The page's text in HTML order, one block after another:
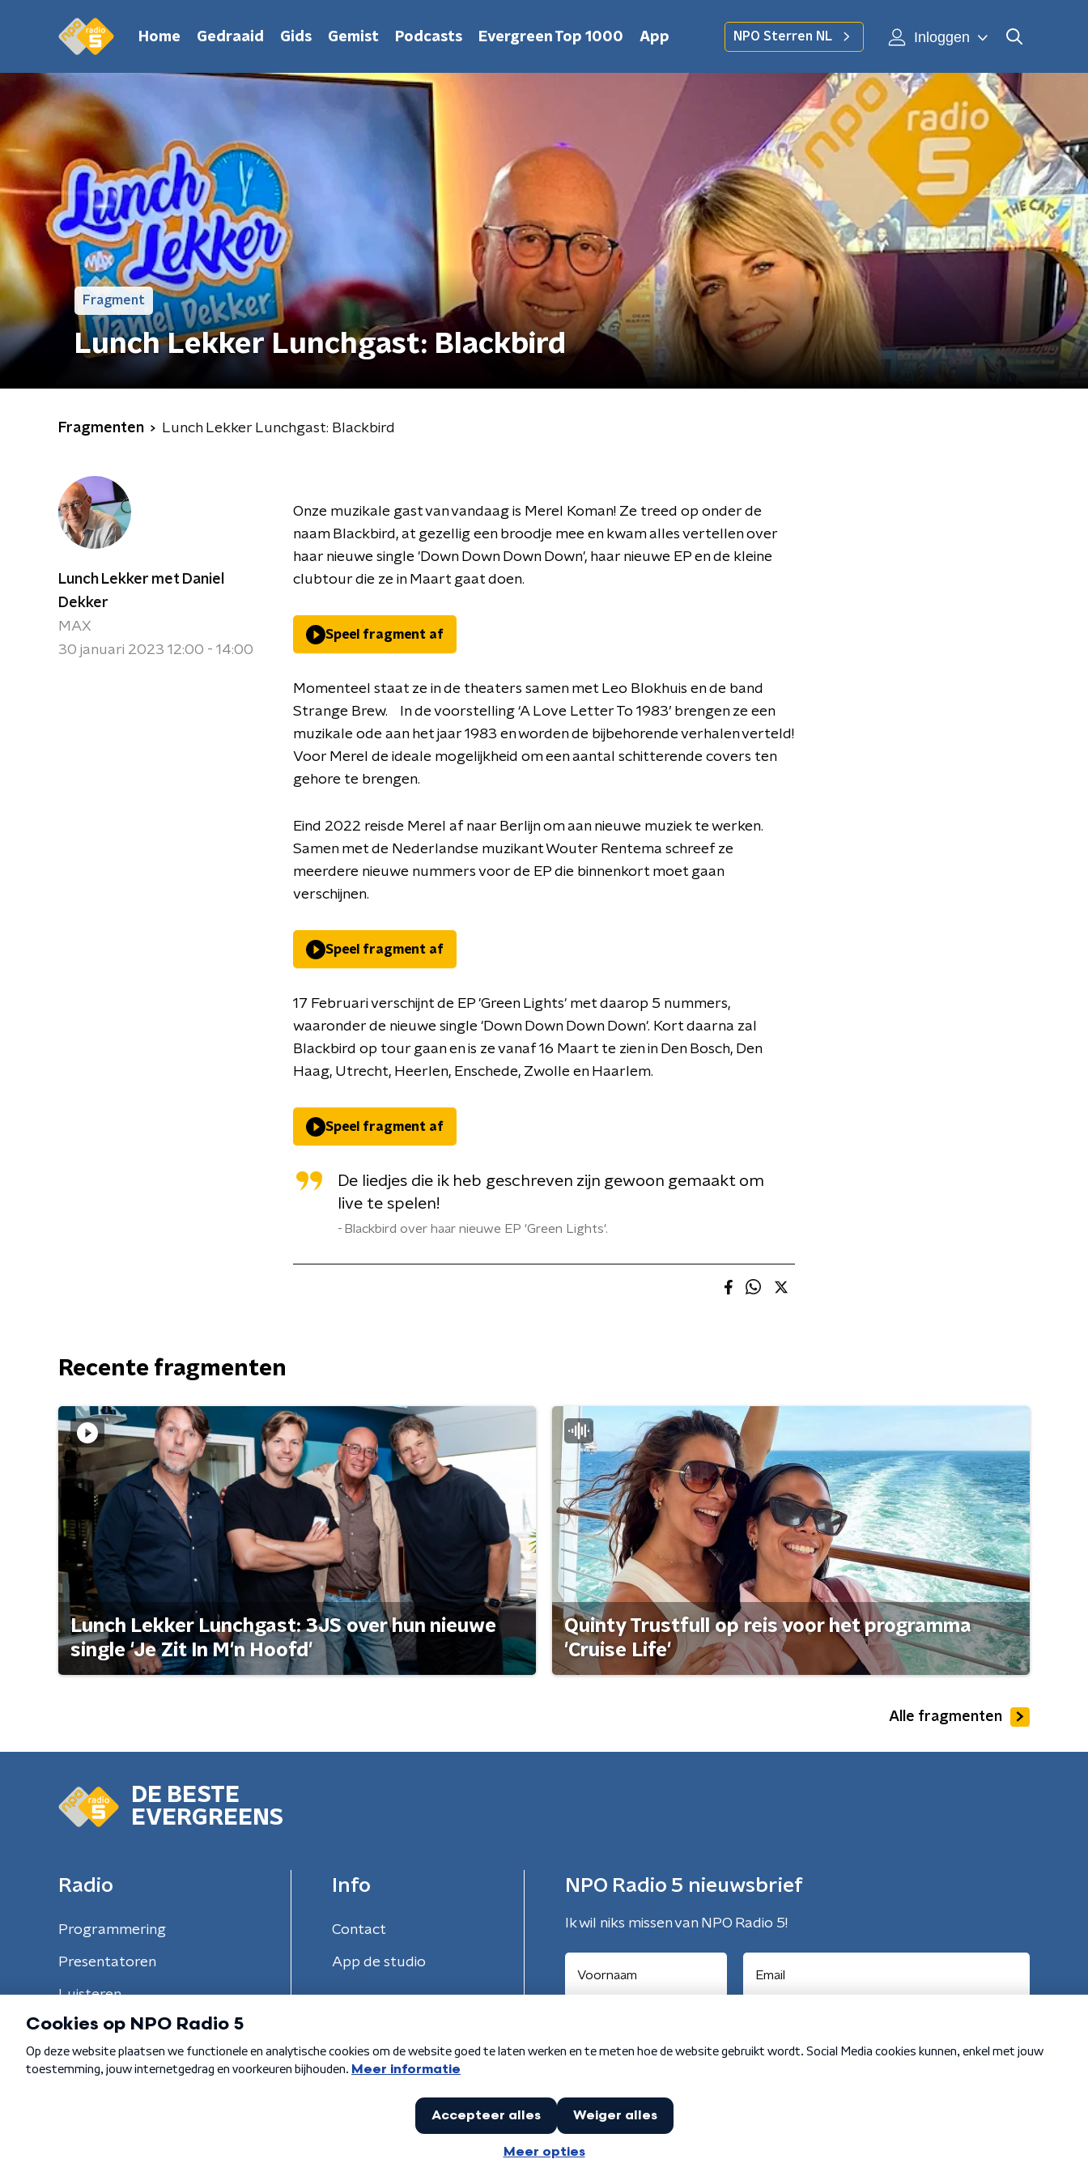
Home Gedraaid Gids Gemist Podcasts Evergreen Top 1000 App NPO Sterren NL Inloggen
Fragment
Lunch Lekker Lunchgast: Blackbird
Fragmenten Lunch Lekker Lunchgast: Blackbird
Lunch Lekker met Daniel
Dekker
MAX
30 januari 2023 12:00 - 14:00
Onze muzikale gast van vandaag is Merel Koman! Ze treed op onder de
naam Blackbird, at gezellig een broodje mee en kwam alles vertellen over
haar nieuwe single 'Down Down Down Down', haar nieuwe EP en de kleine
clubtour die ze in Maart gaat doen.
Speel fragment af
Momenteel staat ze in de theaters samen met Leo Blokhuis en de band
Strange Brew. In de voorstelling ‘A Love Letter To 1983’ brengen ze een
muzikale ode aan het jaar 1983 en worden de bijbehorende verhalen verteld!
Voor Merel de ideale mogelijkheid om een aantal schitterende covers ten
gehore te brengen.
Eind 2022 reisde Merel af naar Berlijn om aan nieuwe muziek te werken.
Samen met de Nederlandse muzikant Wouter Rentema schreef ze
meerdere nieuwe nummers voor de EP die binnenkort moet gaan
verschijnen.
Speel fragment af
17 Februari verschijnt de EP 'Green Lights' met daarop 5 nummers,
waaronder de nieuwe single 'Down Down Down Down'. Kort daarna zal
Blackbird op tour gaan en is ze vanaf 16 Maart te zien in Den Bosch, Den
Haag, Utrecht, Heerlen, Enschede, Zwolle en Haarlem.
Speel fragment af
De liedjes die ik heb geschreven zijn gewoon gemaakt om
live te spelen!
Blackbird over haar nieuwe EP 'Green Lights'.
Recente fragmenten
Lunch Lekker Lunchgast: 3JS over hun nieuwe
single 'Je Zit In M'n Hoofd'
Quinty Trustfull op reis voor het programma
'Cruise Life'
Alle fragmenten
DE BESTE
EVERGREENS
Radio
Programmering
Presentatoren
Luisteren
Info
Contact
App de studio
NPO Radio 5 nieuwsbrief
Ik wil niks missen van NPO Radio 5!
Algemene voorwaarden Privacybeleid